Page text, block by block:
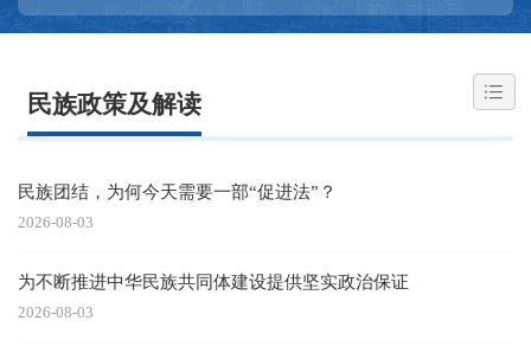
民族政策及解读
民族团结，为何今天需要一部“促进法”？
2026-08-03
为不断推进中华民族共同体建设提供坚实政治保证
2026-08-03